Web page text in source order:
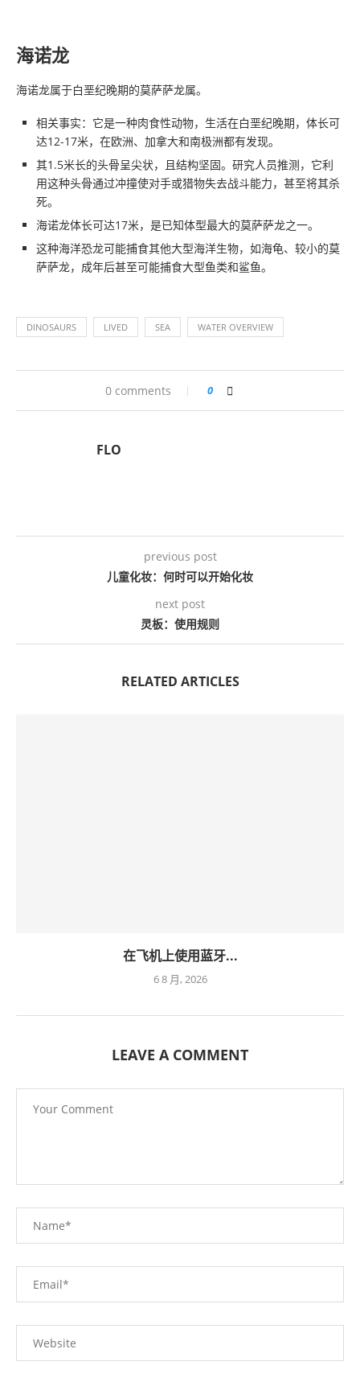
海诺龙
海诺龙属于白垩纪晚期的莫萨萨龙属。
相关事实：它是一种肉食性动物，生活在白垩纪晚期，体长可
达12-17米，在欧洲、加拿大和南极洲都有发现。
其1.5米长的头骨呈尖状，且结构坚固。研究人员推测，它利
用这种头骨通过冲撞使对手或猎物失去战斗能力，甚至将其杀
死。
海诺龙体长可达17米，是已知体型最大的莫萨萨龙之一。
这种海洋恐龙可能捕食其他大型海洋生物，如海龟、较小的莫
萨萨龙，成年后甚至可能捕食大型鱼类和鲨鱼。
DINOSAURS LIVED SEA WATER OVERVIEW
0 comments 0
FLO
previous post
儿童化妆：何时可以开始化妆
next post
灵板：使用规则
RELATED ARTICLES
在飞机上使用蓝牙...
6 8 月, 2026
LEAVE A COMMENT